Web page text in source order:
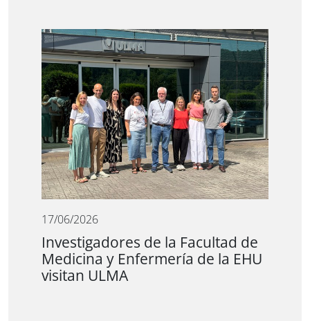
17/06/2026
Investigadores de la Facultad de
Medicina y Enfermería de la EHU
visitan ULMA